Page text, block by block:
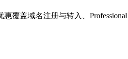
覆盖域名注册与转入、